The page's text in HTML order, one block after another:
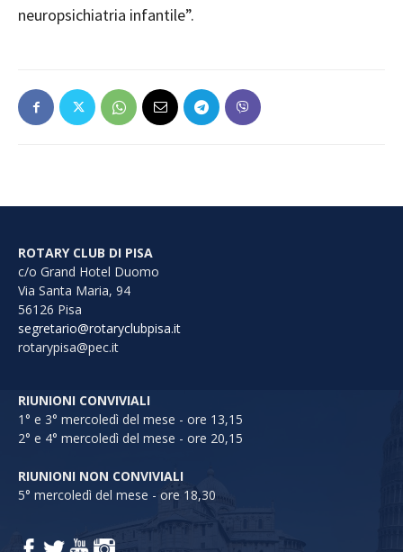
neuropsichiatria infantile”.
ROTARY CLUB DI PISA
c/o Grand Hotel Duomo
Via Santa Maria, 94
56126 Pisa
segretario@rotaryclubpisa.it
rotarypisa@pec.it
RIUNIONI CONVIVIALI
1° e 3° mercoledì del mese - ore 13,15
2° e 4° mercoledì del mese - ore 20,15
RIUNIONI NON CONVIVIALI
5° mercoledì del mese - ore 18,30